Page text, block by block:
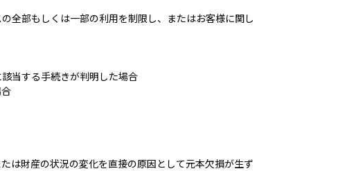
全部もしくは一部の利用を制限し、またはお客様に関し
当する手続きが判明した場合
は財産の状況の変化を直接の原因として元本欠損が生ず